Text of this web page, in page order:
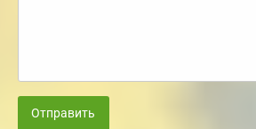
Отправить